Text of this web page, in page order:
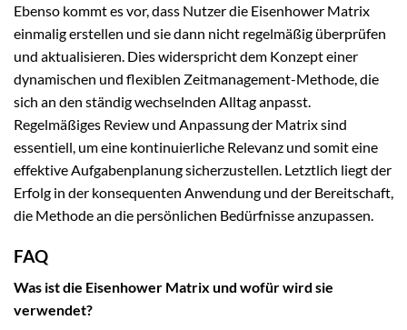
Ebenso kommt es vor, dass Nutzer die Eisenhower Matrix
einmalig erstellen und sie dann nicht regelmäßig überprüfen
und aktualisieren. Dies widerspricht dem Konzept einer
dynamischen und flexiblen Zeitmanagement-Methode, die
sich an den ständig wechselnden Alltag anpasst.
Regelmäßiges Review und Anpassung der Matrix sind
essentiell, um eine kontinuierliche Relevanz und somit eine
effektive Aufgabenplanung sicherzustellen. Letztlich liegt der
Erfolg in der konsequenten Anwendung und der Bereitschaft,
die Methode an die persönlichen Bedürfnisse anzupassen.
FAQ
Was ist die Eisenhower Matrix und wofür wird sie
verwendet?